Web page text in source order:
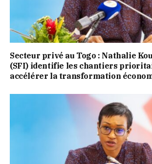
Secteur privé au Togo : Nathalie
(SFI) identifie les chantiers
accélérer la transformation